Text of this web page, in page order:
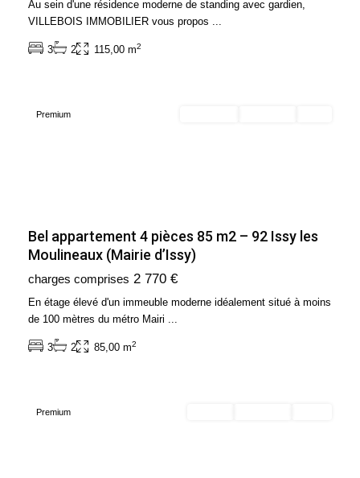
Au sein d'une résidence moderne de standing avec gardien,
VILLEBOIS IMMOBILIER vous propos ...
3 2 115,00 m2
les-
-
Premium
Bel appartement 4 pièces 85 m2 – 92 Issy les
Moulineaux (Mairie d’Issy)
charges comprises 2 770 €
En étage élevé d'un immeuble moderne idéalement situé à moins
de 100 mètres du métro Mairi ...
3 2 85,00 m2
Ile
de
France,
Paris
Arrondissement
Premium